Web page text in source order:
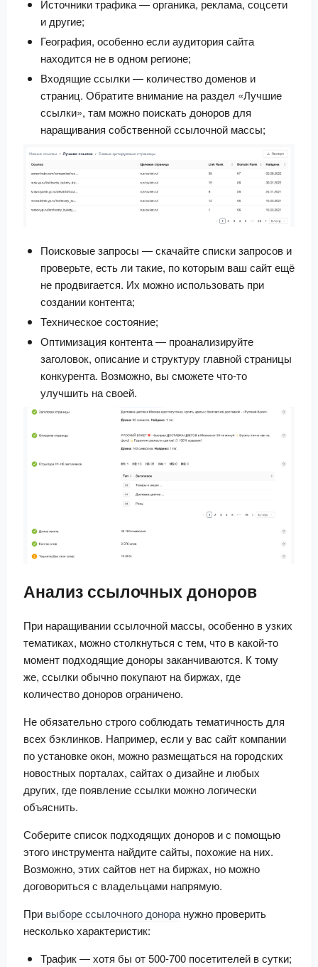
Источники трафика — органика, реклама, соцсети
и другие;
География, особенно если аудитория сайта
находится не в одном регионе;
Входящие ссылки — количество доменов и
страниц. Обратите внимание на раздел «Лучшие
ссылки», там можно поискать доноров для
наращивания собственной ссылочной массы;
Поисковые запросы — скачайте списки запросов и
проверьте, есть ли такие, по которым ваш сайт ещё
не продвигается. Их можно использовать при
создании контента;
Техническое состояние;
Оптимизация контента — проанализируйте
заголовок, описание и структуру главной страницы
конкурента. Возможно, вы сможете что-то
улучшить на своей.
Анализ ссылочных доноров
При наращивании ссылочной массы, особенно в узких
тематиках, можно столкнуться с тем, что в какой-то
момент подходящие доноры заканчиваются. К тому
же, ссылки обычно покупают на биржах, где
количество доноров ограничено.
Не обязательно строго соблюдать тематичность для
всех бэклинков. Например, если у вас сайт компании
по установке окон, можно размещаться на городских
новостных порталах, сайтах о дизайне и любых
других, где появление ссылки можно логически
объяснить.
Соберите список подходящих доноров и с помощью
этого инструмента найдите сайты, похожие на них.
Возможно, этих сайтов нет на биржах, но можно
договориться с владельцами напрямую.
При выборе ссылочного донора нужно проверить
несколько характеристик:
Трафик — хотя бы от 500-700 посетителей в сутки;